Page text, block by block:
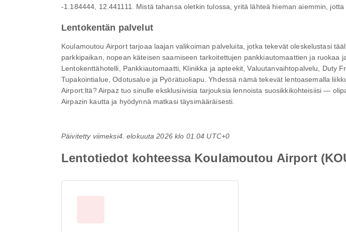
-1.184444, 12.441111. Mistä tahansa oletkin tulossa, yritä lähteä hieman aiemmin, jotta
Lentokentän palvelut
Koulamoutou Airport tarjoaa laajan valikoiman palveluita, jotka tekevät oleskelustasi
parkkipaikan, nopean käteisen saamiseen tarkoitettujen pankkiautomaattien ja
Lentokenttähotelli, Pankkiautomaatti, Klinikka ja apteekit, Valuutanvaihtopalvelu, Duty
Tupakointialue, Odotusalue ja Pyörätuoliapu. Yhdessä nämä tekevät lentoasemalla
Airport:ltä? Airpaz tuo sinulle eksklusiivisia tarjouksia lennoista suosikkikohteisiisi —
Airpazin kautta ja hyödynnä matkasi täysimääräisesti.
Päivitetty viimeksi4. elokuuta 2026 klo 01.04 UTC+0
Lentotiedot kohteessa Koulamoutou Airport